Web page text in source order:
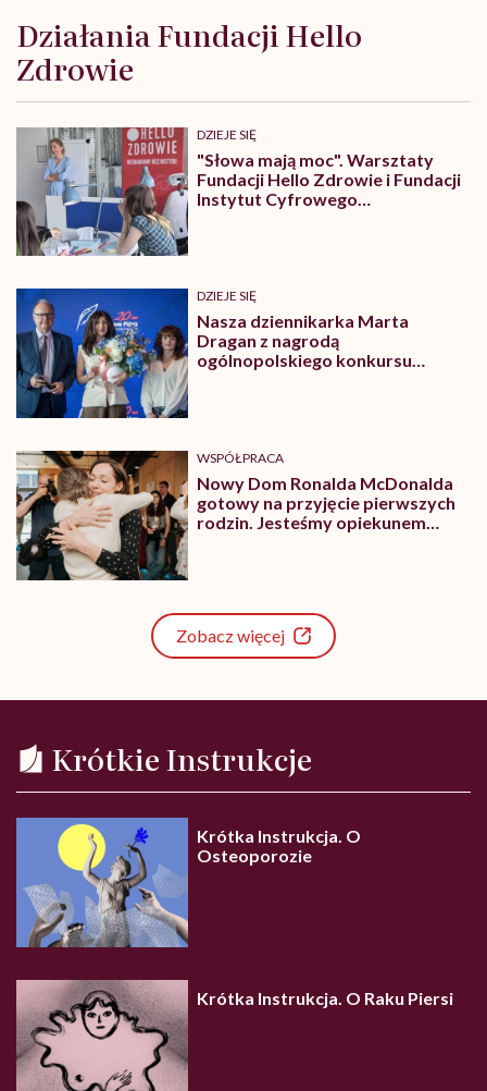
Działania Fundacji Hello
Zdrowie
DZIEJE SIĘ
"Słowa mają moc". Warsztaty
Fundacji Hello Zdrowie i Fundacji
Instytut Cyfrowego
DZIEJE SIĘ
Nasza dziennikarka Marta
Dragan z nagrodą
ogólnopolskiego konkursu
WSPÓŁPRACA
Nowy Dom Ronalda McDonalda
gotowy na przyjęcie pierwszych
rodzin. Jesteśmy opiekunem
Zobacz więcej
Krótkie Instrukcje
Krótka Instrukcja. O
Osteoporozie
Krótka Instrukcja. O Raku Piersi